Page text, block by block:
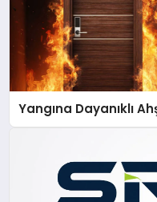
Yangına Dayanıklı